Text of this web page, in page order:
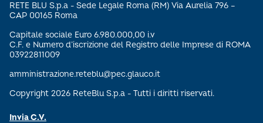
RETE BLU S.p.a - Sede Legale Roma (RM) Via Aurelia 796 –
CAP 00165 Roma
Capitale sociale Euro 6.980.000,00 i.v
C.F. e Numero d’iscrizione del Registro delle Imprese di ROMA
03922811009
amministrazione.reteblu@pec.glauco.it
Copyright 2026 ReteBlu S.p.a - Tutti i diritti riservati.
Invia C.V.